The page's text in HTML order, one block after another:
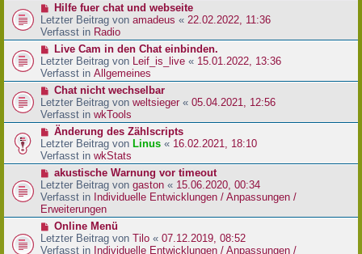
N
e
u
e
r
B
e
t
r
a
g
Hilfe fuer chat und webseite
Letzter Beitrag von amadeus « 22.02.2022, 11:36
Verfasst in Radio
N
e
u
e
r
B
e
t
r
a
g
Live Cam in den Chat einbinden.
Letzter Beitrag von Leif_is_live « 15.01.2022, 13:36
Verfasst in Allgemeines
N
e
u
e
r
B
e
t
r
a
g
Chat nicht wechselbar
Letzter Beitrag von weltsieger « 05.04.2021, 12:56
Verfasst in wkTools
N
e
u
e
r
B
e
i
r
Änderung des Zählscripts
Letzter Beitrag von Linus « 16.02.2021, 18:10
Verfasst in wkStats
N
e
u
e
r
B
e
akustische Warnung vor timeout
Letzter Beitrag von gaston « 15.06.2020, 00:34
Verfasst in Individuelle Entwicklungen / Anpassungen /
Erweiterungen
N
e
u
Online Menü
Letzter Beitrag von Tilo « 07.12.2019, 08:52
Verfasst in Individuelle Entwicklungen / Anpassungen /